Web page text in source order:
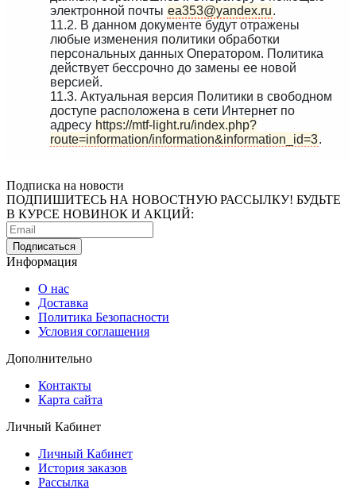
электронной почты ea353@yandex.ru.
11.2. В данном документе будут отражены
любые изменения политики обработки
персональных данных Оператором. Политика
действует бессрочно до замены ее новой
версией.
11.3. Актуальная версия Политики в свободном
доступе расположена в сети Интернет по
адресу https://mtf-light.ru/index.php?
route=information/information&information_id=3.
Подписка на новости
ПОДПИШИТЕСЬ НА НОВОСТНУЮ РАССЫЛКУ! БУДЬТЕ
В КУРСЕ НОВИНОК И АКЦИЙ:
Информация
О нас
Доставка
Политика Безопасности
Условия соглашения
Дополнительно
Контакты
Карта сайта
Личный Кабинет
Личный Кабинет
История заказов
Рассылка